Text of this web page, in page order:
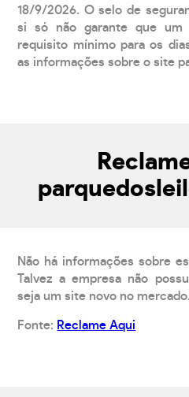
18/9/2026. O selo de
si só não garante que
requisito mínimo para os
as informações sobre o site
Não há informações sobre
Talvez a empresa não
seja um site novo no mercado.
Fonte: Reclame Aqui